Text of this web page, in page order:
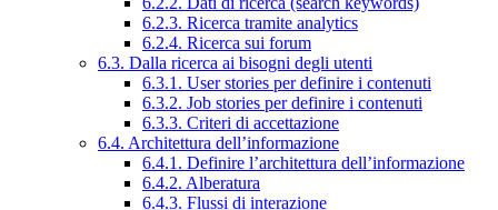
6.2.3. Ricerca tramite analytics
6.2.4. Ricerca sui forum
6.3. Dalla ricerca ai bisogni degli utenti
6.3.1. User stories per definire i contenuti
6.3.2. Job stories per definire i contenuti
6.3.3. Criteri di accettazione
6.4. Architettura dell’informazione
6.4.1. Definire l’architettura dell’informazione
6.4.2. Alberatura
6.4.3. Flussi di interazione